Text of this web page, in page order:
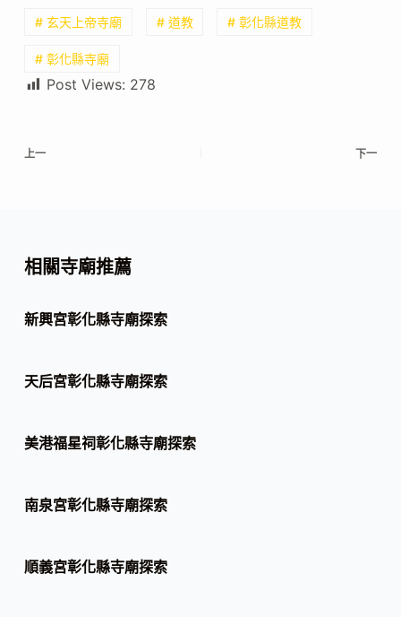
# 玄天上帝寺廟 # 道教 # 彰化縣道教
# 彰化縣寺廟
Post Views: 278
上一 下一
相關寺廟推薦
新興宮彰化縣寺廟探索
天后宮彰化縣寺廟探索
美港福星祠彰化縣寺廟探索
南泉宮彰化縣寺廟探索
順義宮彰化縣寺廟探索